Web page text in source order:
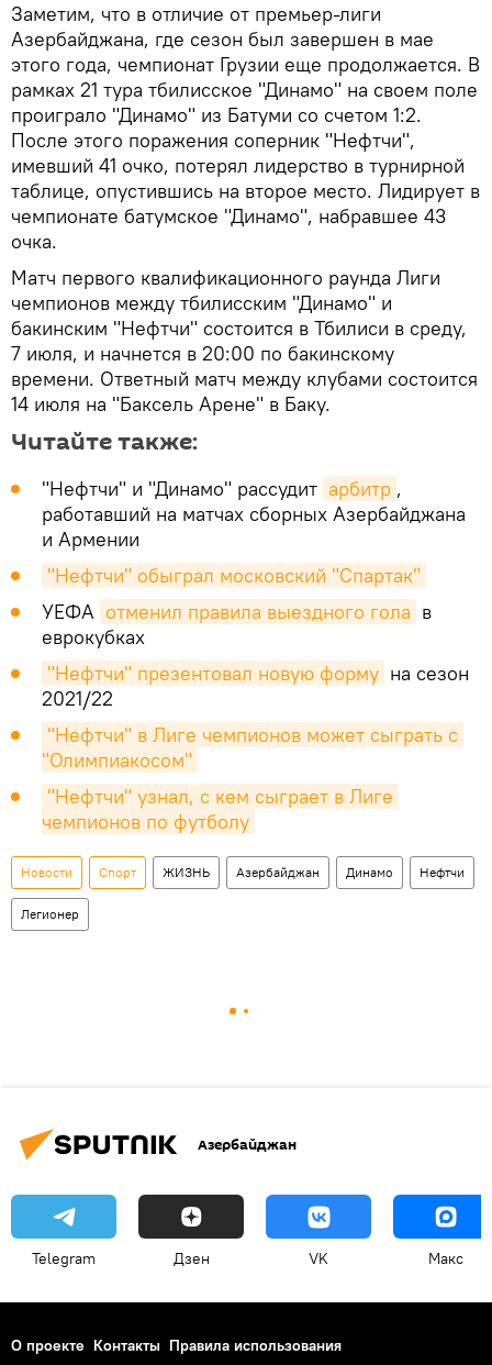
Заметим, что в отличие от премьер-лиги
Азербайджана, где сезон был завершен в мае
этого года, чемпионат Грузии еще продолжается. В
рамках 21 тура тбилисское "Динамо" на своем поле
проиграло "Динамо" из Батуми со счетом 1:2.
После этого поражения соперник "Нефтчи",
имевший 41 очко, потерял лидерство в турнирной
таблице, опустившись на второе место. Лидирует в
чемпионате батумское "Динамо", набравшее 43
очка.
Матч первого квалификационного раунда Лиги
чемпионов между тбилисским "Динамо" и
бакинским "Нефтчи" состоится в Тбилиси в среду,
7 июля, и начнется в 20:00 по бакинскому
времени. Ответный матч между клубами состоится
14 июля на "Баксель Арене" в Баку.
Читайте также:
"Нефтчи" и "Динамо" рассудит арбитр ,
работавший на матчах сборных Азербайджана
и Армении
"Нефтчи" обыграл московский "Спартак"
УЕФА отменил правила выездного гола в
еврокубках
"Нефтчи" презентовал новую форму на сезон
2021/22
"Нефтчи" в Лиге чемпионов может сыграть с
"Олимпиакосом"
"Нефтчи" узнал, с кем сыграет в Лиге
чемпионов по футболу
Новости Спорт ЖИЗНЬ Азербайджан Динамо Нефтчи
Легионер
Азербайджан
Telegram Дзен VK Макс
О проекте Контакты Правила использования